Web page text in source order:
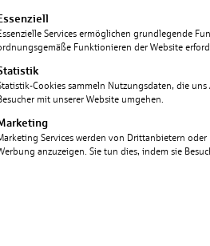
eine Liste der Service-
Services ermöglichen grundlegende
Funktionieren der Website
Cookies sammeln Nutzungsdaten, die
mit unserer Website umgehen.
Services werden von Drittanbietern
anzuzeigen. Sie tun dies, indem sie